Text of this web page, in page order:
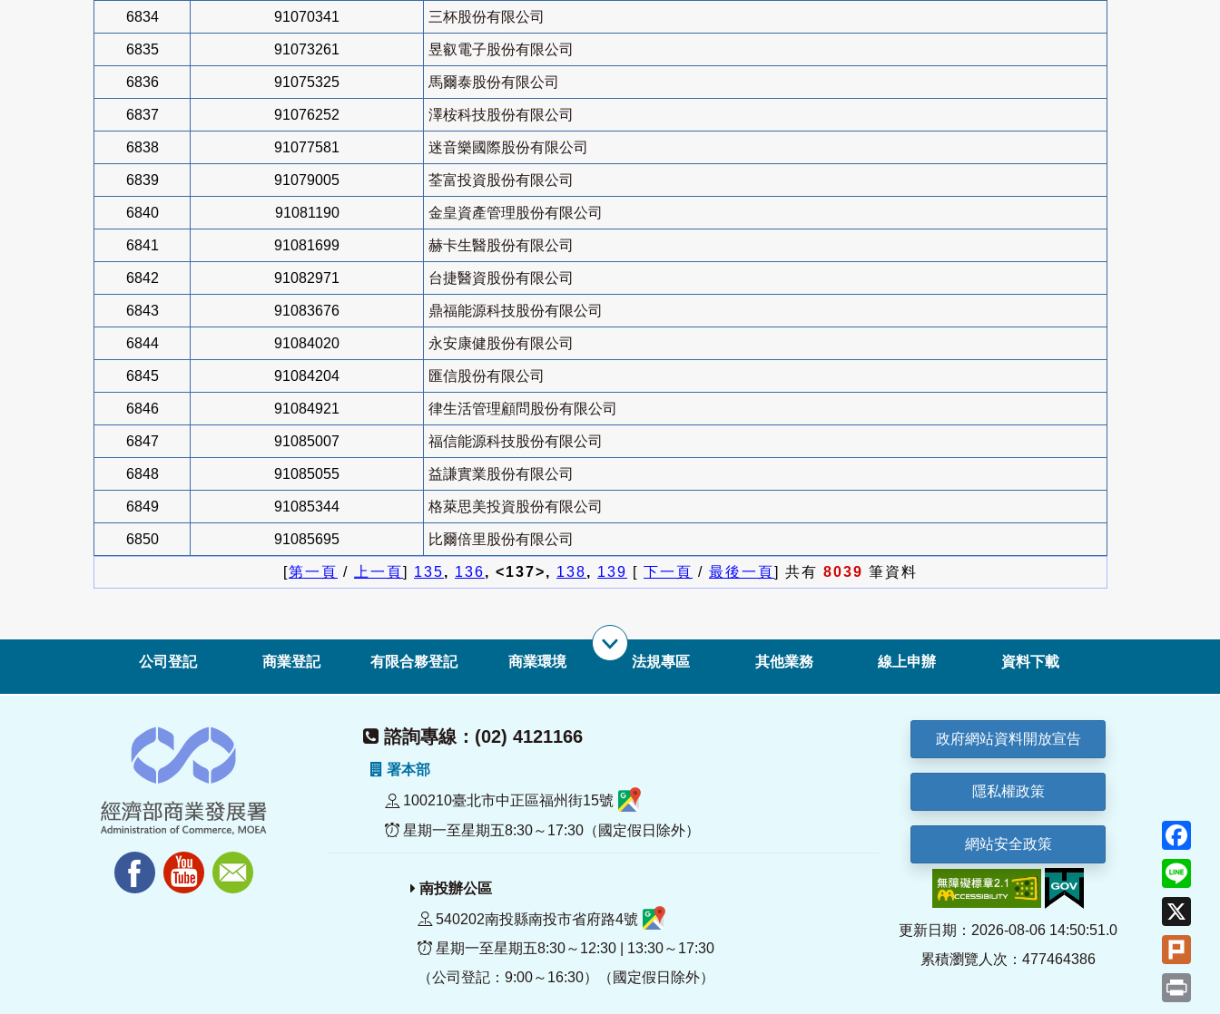
6834 91070341 三杯股份有限公司
6835 91073261 昱叡電子股份有限公司
6836 91075325 馬爾泰股份有限公司
6837 91076252 澤桉科技股份有限公司
6838 91077581 迷音樂國際股份有限公司
6839 91079005 荃富投資股份有限公司
6840 91081190 金皇資產管理股份有限公司
6841 91081699 赫卡生醫股份有限公司
6842 91082971 台捷醫資股份有限公司
6843 91083676 鼎福能源科技股份有限公司
6844 91084020 永安康健股份有限公司
6845 91084204 匯信股份有限公司
6846 91084921 律生活管理顧問股份有限公司
6847 91085007 福信能源科技股份有限公司
6848 91085055 益謙實業股份有限公司
6849 91085344 格萊思美投資股份有限公司
6850 91085695 比爾倍里股份有限公司
[第一頁 / 上一頁] 135, 136, <137>, 138, 139 [ 下一頁 / 最後一頁] 共有 8039 筆資料
公司登記 商業登記 有限合夥登記 商業環境 法規專區 其他業務 線上申辦 資料下載
諮詢專線：(02) 4121166
署本部
100210臺北市中正區福州街15號
星期一至星期五8:30～17:30（國定假日除外）
南投辦公區
540202南投縣南投市省府路4號
星期一至星期五8:30～12:30 | 13:30～17:30
（公司登記：9:00～16:30）（國定假日除外）
政府網站資料開放宣告
隱私權政策
網站安全政策
更新日期：2026-08-06 14:50:51.0
累積瀏覽人次：477464386